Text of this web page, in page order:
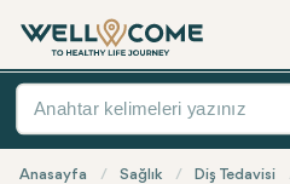
Hızlı
Anasayfa Sağlık Diş Tedavisi